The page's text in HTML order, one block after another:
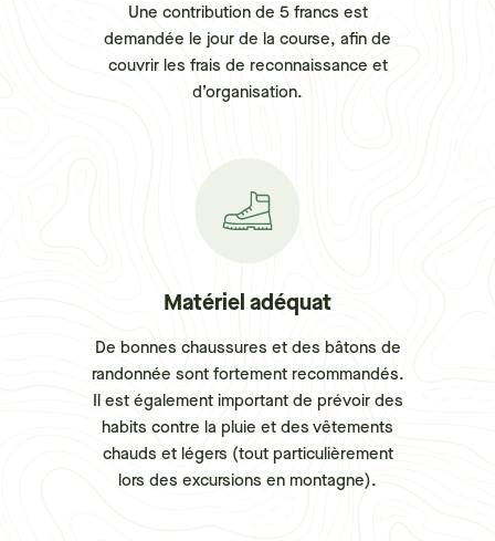
Une contribution de 5 francs est
demandée le jour de la course, afin de
couvrir les frais de reconnaissance et
d’organisation.
Matériel adéquat
De bonnes chaussures et des bâtons de
randonnée sont fortement recommandés.
Il est également important de prévoir des
habits contre la pluie et des vêtements
chauds et légers (tout particulièrement
lors des excursions en montagne).